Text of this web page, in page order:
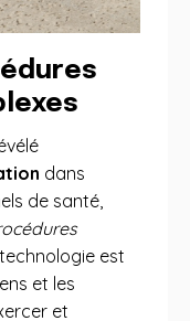
dans
de santé,
est
et les
et